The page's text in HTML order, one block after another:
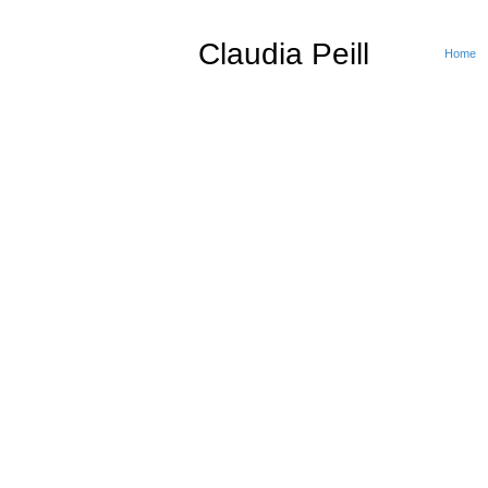
Claudia Peill Home